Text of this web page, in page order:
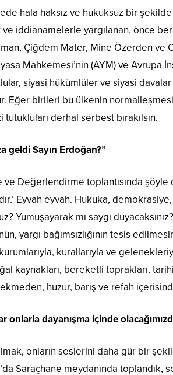
hala haksız ve hukuksuz bir
iddianamelerle yargılanan, önce
Çiğdem Mater, Mine Özerden
Mahkemesi’nin (AYM) ve Avrupa
siyasi hükümlüler ve siyasi davalar
Eğer birileri bu ülkenin
derhal serbest bırakılsın.
geldi Sayın Erdoğan?”
ve Değerlendirme toplantısında
Eyvah eyvah. Hukuka,
Yumuşayarak mı saygı
yargı bağımsızlığının tesis
kurallarıyla ve
kaynakları, bereketli toprakları,
huzur, barış ve refah
dayanışma içinde
onların seslerini daha gür bir
Saraçhane meydanında